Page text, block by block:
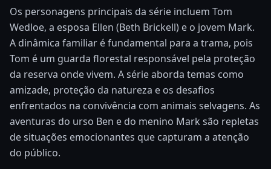
Os personagens principais da série incluem Tom
Wedloe, a esposa Ellen (Beth Brickell) e o jovem Mark.
A dinâmica familiar é fundamental para a trama, pois
Tom é um guarda florestal responsável pela proteção
da reserva onde vivem. A série aborda temas como
amizade, proteção da natureza e os desafios
enfrentados na convivência com animais selvagens. As
aventuras do urso Ben e do menino Mark são repletas
de situações emocionantes que capturam a atenção
do público.